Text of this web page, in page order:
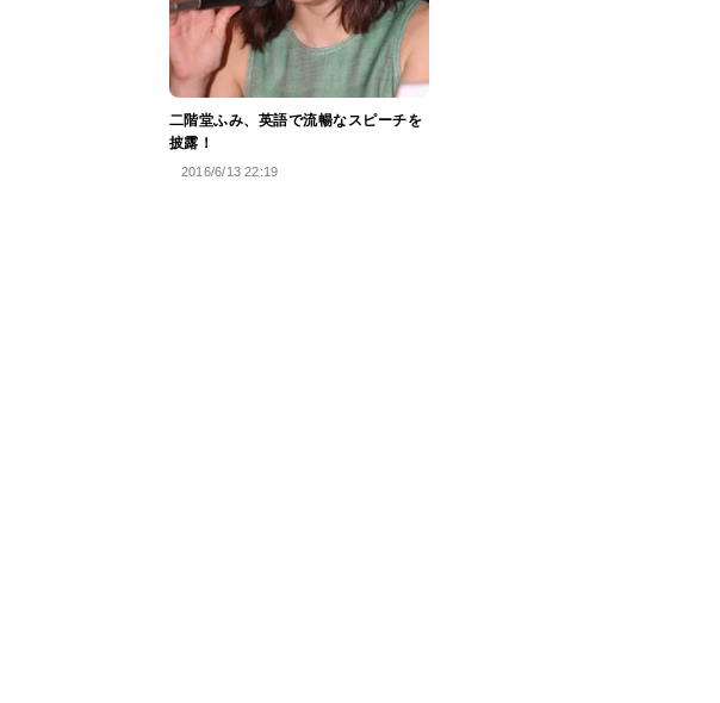
二階堂ふみ、英語で流暢なスピーチを
披露！
2016/6/13 22:19